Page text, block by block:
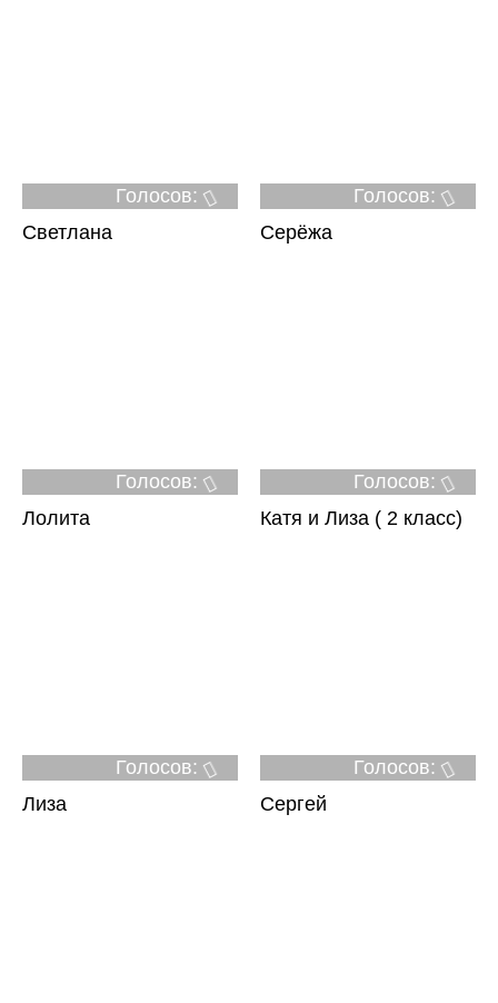
Голосов:
Светлана
Голосов:
Серёжа
Голосов:
Лолита
Голосов:
Катя и Лиза ( 2 класс)
Голосов:
Лиза
Голосов:
Сергей